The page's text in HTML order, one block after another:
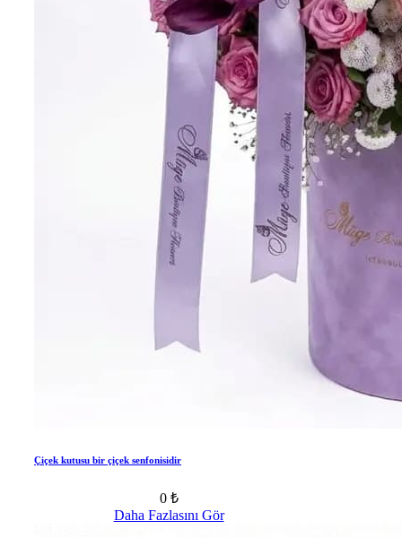
Çiçek kutusu bir çiçek senfonisidir
0 ₺
Daha Fazlasını Gör